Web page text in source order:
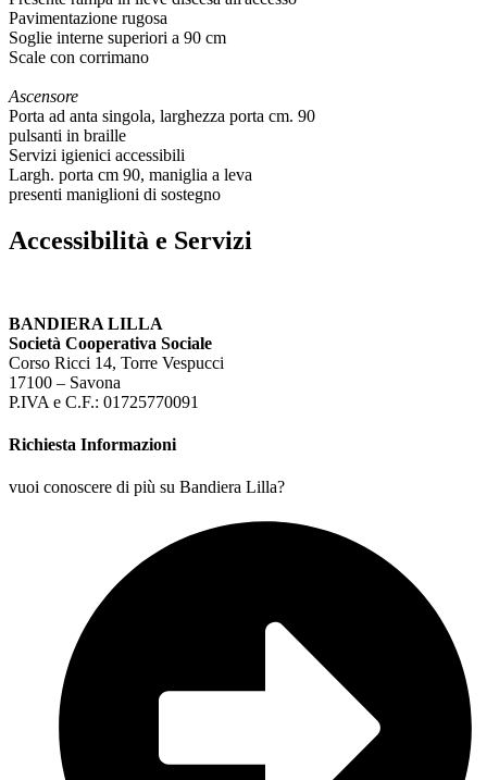
Pavimentazione rugosa
Soglie interne superiori a 90 cm
Scale con corrimano
Ascensore
Porta ad anta singola, larghezza porta cm. 90
pulsanti in braille
Servizi igienici accessibili
Largh. porta cm 90, maniglia a leva
presenti maniglioni di sostegno
Accessibilità e Servizi
BANDIERA LILLA
Società Cooperativa Sociale
Corso Ricci 14, Torre Vespucci
17100 – Savona
P.IVA e C.F.: 01725770091
Richiesta Informazioni
vuoi conoscere di più su Bandiera Lilla?